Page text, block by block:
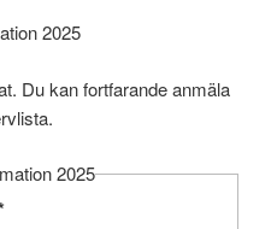
2025
Du kan fortfarande anmäla
2025